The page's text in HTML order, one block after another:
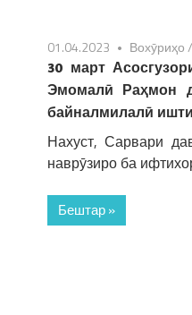
01.04.2023 Вохӯриҳо
30 март
Эмомалӣ Раҳмон
байналмилалӣ
Нахуст, Сарвари
наврӯзиро ба
Бештар »